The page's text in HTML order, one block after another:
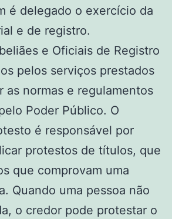
é delegado o exercício da
e de registro.
e Oficiais de Registro
pelos serviços prestados
as normas e regulamentos
Poder Público. O
é responsável por
protestos de títulos, que
que comprovam uma
Quando uma pessoa não
o credor pode protestar o